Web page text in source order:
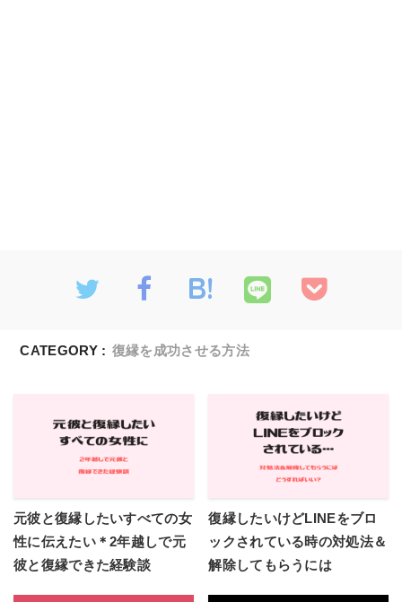
CATEGORY : 復縁を成功させる方法
元彼と復縁したいすべての女
性に伝えたい＊2年越しで元
彼と復縁できた経験談
復縁したいけどLINEをブロ
ックされている時の対処法＆
解除してもらうには